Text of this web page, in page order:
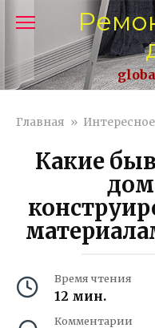
контенту
Главная » Интересное
Какие
Время чтения
12 мин.
Комментарии